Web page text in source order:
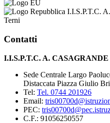
I.I.S.P.T.C.
Terni
Contatti
I.I.S.P.T.C. A.
Sede Centrale Largo
Distaccata Piazza Giulio
Tel: Tel. 0744 201926
Email:
PEC:
C.F.: 91056250557